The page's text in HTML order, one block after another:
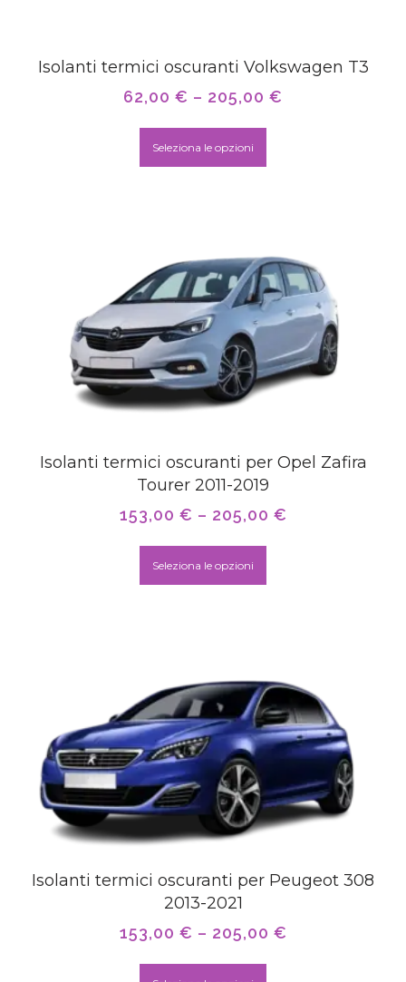
Isolanti termici oscuranti Volkswagen T3
62,00 € – 205,00 €
Seleziona le opzioni
Isolanti termici oscuranti per Opel Zafira
Tourer 2011-2019
153,00 € – 205,00 €
Seleziona le opzioni
Isolanti termici oscuranti per Peugeot 308
2013-2021
153,00 € – 205,00 €